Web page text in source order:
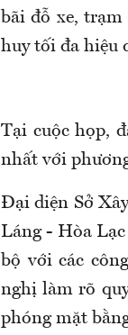
bãi đỗ xe,
huy tối đa hiệu
Tại cuộc họp,
nhất với
Đại diện Sở
Láng - Hòa
bộ với các
nghị làm rõ
phóng mặt